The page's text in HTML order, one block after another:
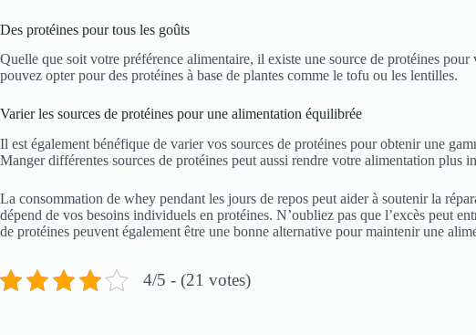
Des protéines pour tous les goûts
Quelle que soit votre préférence alimentaire, il existe une source de protéines
pouvez opter pour des protéines à base de plantes comme le tofu ou les lentilles.
Varier les sources de protéines pour une alimentation équilibrée
Il est également bénéfique de varier vos sources de protéines pour obtenir une
Manger différentes sources de protéines peut aussi rendre votre alimentation plus
La consommation de whey pendant les jours de repos peut aider à soutenir la
dépend de vos besoins individuels en protéines. N’oubliez pas que l’excès peut
de protéines peuvent également être une bonne alternative pour maintenir une
4/5 - (21 votes)